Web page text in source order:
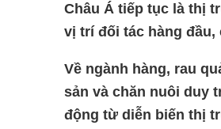
Châu Á tiếp tục là thị
vị trí đối tác hàng đầu,
Về ngành hàng, rau
sản và chăn nuôi duy
động từ diễn biến thị